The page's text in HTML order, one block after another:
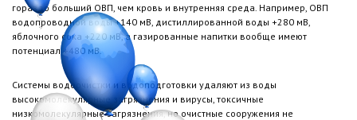
гораздо больший ОВП, чем кровь и внутренняя среда. Например, ОВП
водопроводной воды +140 мВ, дистиллированной воды +280 мВ,
яблочного сока +220 мВ, а газированные напитки вообще имеют
потенциал +480 мВ.
Системы водоочистки и водоподготовки удаляют из воды
высокомолекулярные загрязнения и вирусы, токсичные
низкомолекулярные загрязнения, но очистные сооружения не